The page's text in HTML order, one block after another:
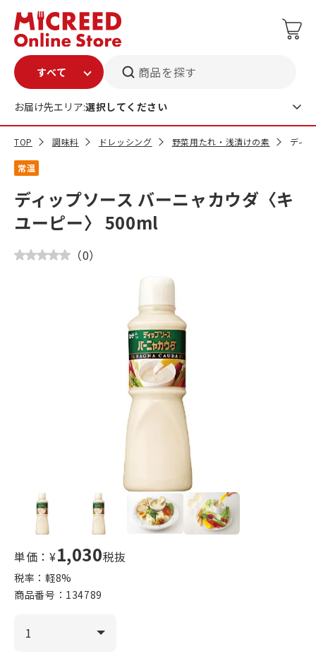
商品を探す
お届け先エリア:選択してください
TOP 調味料 ドレッシング 野菜用たれ・浅漬けの素 ディ
常温
ディップソース バーニャカウダ〈キ
ユーピー〉 500ml
（0）
単価：¥1,030税抜
税率：軽8%
商品番号： 134789